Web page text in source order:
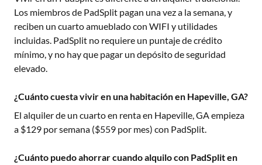
Los miembros de PadSplit pagan una vez a la semana, y
reciben un cuarto amueblado con WIFI y utilidades
incluidas. PadSplit no requiere un puntaje de crédito
mínimo, y no hay que pagar un depósito de seguridad
elevado.
¿Cuánto cuesta vivir en una habitación en Hapeville, GA?
El alquiler de un cuarto en renta en Hapeville, GAempieza
a $129 por semana ($559 por mes) con PadSplit.
¿Cuánto puedo ahorrar cuando alquilo con PadSplit en